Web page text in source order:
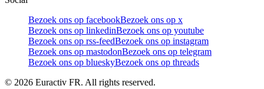
Bezoek ons op facebookBezoek ons op x
Bezoek ons op linkedinBezoek ons op youtube
Bezoek ons op rss-feedBezoek ons op instagram
Bezoek ons op mastodonBezoek ons op telegram
Bezoek ons op blueskyBezoek ons op threads
© 2026 Euractiv FR. All rights reserved.